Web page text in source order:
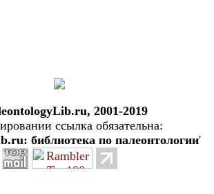
2001-2019
ссылка обязательна:
библиотека по палеонтологии'